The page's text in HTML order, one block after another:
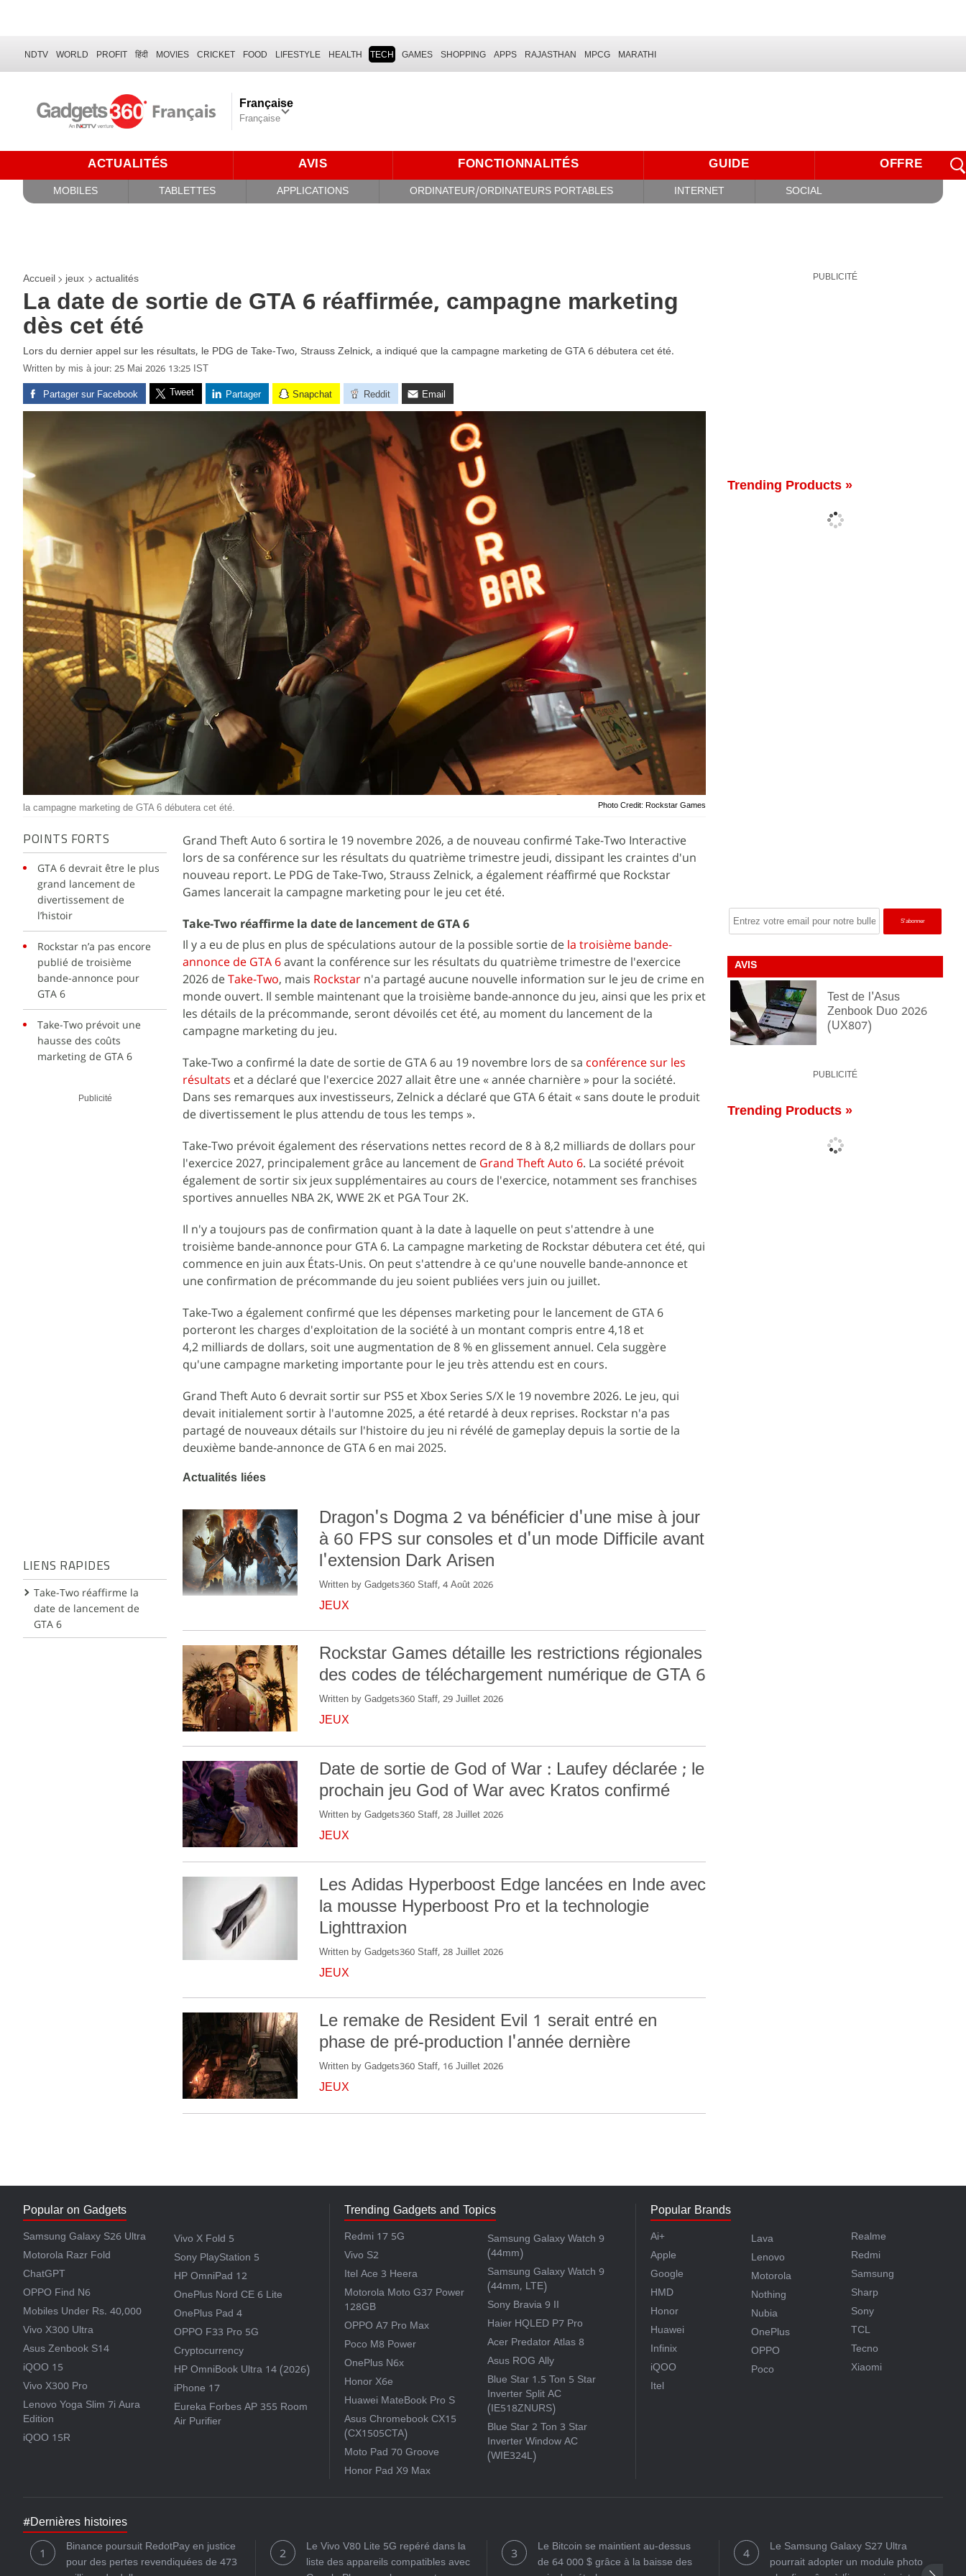
NDTV WORLD PROFIT हिंदी MOVIES CRICKET FOOD LIFESTYLE HEALTH TECH GAMES SHOPPING APPS RAJASTHAN MPCG MARATHI
Française
Française
ACTUALITÉS AVIS FONCTIONNALITÉS GUIDE OFFRE
MOBILES TABLETTES APPLICATIONS ORDINATEUR/ORDINATEURS PORTABLES INTERNET SOCIAL
Accueil jeux actualités
La date de sortie de GTA 6 réaffirmée, campagne marketing
dès cet été
Lors du dernier appel sur les résultats, le PDG de Take-Two, Strauss Zelnick, a indiqué que la campagne marketing de GTA 6 débutera cet été.
Written by mis à jour: 25 Mai 2026 13:25 IST
Partager sur Facebook Tweet Partager Snapchat Reddit Email
Photo Credit: Rockstar Games
la campagne marketing de GTA 6 débutera cet été.
POINTS FORTS
GTA 6 devrait être le plus
grand lancement de
divertissement de
l’histoir
Rockstar n’a pas encore
publié de troisième
bande-annonce pour
GTA 6
Take-Two prévoit une
hausse des coûts
marketing de GTA 6
Publicité
LIENS RAPIDES
Take-Two réaffirme la
date de lancement de
GTA 6
Grand Theft Auto 6 sortira le 19 novembre 2026, a de nouveau confirmé Take-Two Interactive
lors de sa conférence sur les résultats du quatrième trimestre jeudi, dissipant les craintes d'un
nouveau report. Le PDG de Take-Two, Strauss Zelnick, a également réaffirmé que Rockstar
Games lancerait la campagne marketing pour le jeu cet été.
Take-Two réaffirme la date de lancement de GTA 6
Il y a eu de plus en plus de spéculations autour de la possible sortie de la troisième bande-
annonce de GTA 6avant la conférence sur les résultats du quatrième trimestre de l'exercice
2026 deTake-Two, mais Rockstar n'a partagé aucune nouvelle information sur le jeu de crime en
monde ouvert. Il semble maintenant que la troisième bande-annonce du jeu, ainsi que les prix et
les détails de la précommande, seront dévoilés cet été, au moment du lancement de la
campagne marketing du jeu.
Take-Two a confirmé la date de sortie de GTA 6 au 19 novembre lors de sa conférence sur les
résultats et a déclaré que l'exercice 2027 allait être une « année charnière » pour la société.
Dans ses remarques aux investisseurs, Zelnick a déclaré que GTA 6 était « sans doute le produit
de divertissement le plus attendu de tous les temps ».
Take-Two prévoit également des réservations nettes record de 8 à 8,2 milliards de dollars pour
l'exercice 2027, principalement grâce au lancement de Grand Theft Auto 6. La société prévoit
également de sortir six jeux supplémentaires au cours de l'exercice, notamment ses franchises
sportives annuelles NBA 2K, WWE 2K et PGA Tour 2K.
Il n'y a toujours pas de confirmation quant à la date à laquelle on peut s'attendre à une
troisième bande-annonce pour GTA 6. La campagne marketing de Rockstar débutera cet été, qui
commence en juin aux États-Unis. On peut s'attendre à ce qu'une nouvelle bande-annonce et
une confirmation de précommande du jeu soient publiées vers juin ou juillet.
Take-Two a également confirmé que les dépenses marketing pour le lancement de GTA 6
porteront les charges d'exploitation de la société à un montant compris entre 4,18 et
4,2 milliards de dollars, soit une augmentation de 8 % en glissement annuel. Cela suggère
qu'une campagne marketing importante pour le jeu très attendu est en cours.
Grand Theft Auto 6 devrait sortir sur PS5 et Xbox Series S/X le 19 novembre 2026. Le jeu, qui
devait initialement sortir à l'automne 2025, a été retardé à deux reprises. Rockstar n'a pas
partagé de nouveaux détails sur l'histoire du jeu ni révélé de gameplay depuis la sortie de la
deuxième bande-annonce de GTA 6 en mai 2025.
Actualités liées
Dragon's Dogma 2 va bénéficier d'une mise à jour
à 60 FPS sur consoles et d'un mode Difficile avant
l'extension Dark Arisen
Written by Gadgets360 Staff, 4 Août 2026
JEUX
Rockstar Games détaille les restrictions régionales
des codes de téléchargement numérique de GTA 6
Written by Gadgets360 Staff, 29 Juillet 2026
JEUX
Date de sortie de God of War : Laufey déclarée ; le
prochain jeu God of War avec Kratos confirmé
Written by Gadgets360 Staff, 28 Juillet 2026
JEUX
Les Adidas Hyperboost Edge lancées en Inde avec
la mousse Hyperboost Pro et la technologie
Lighttraxion
Written by Gadgets360 Staff, 28 Juillet 2026
JEUX
Le remake de Resident Evil 1 serait entré en
phase de pré-production l'année dernière
Written by Gadgets360 Staff, 16 Juillet 2026
JEUX
PUBLICITÉ
Trending Products »
AVIS
Test de l'Asus
Zenbook Duo 2026
(UX807)
PUBLICITÉ
Trending Products »
Popular on Gadgets
Samsung Galaxy S26 Ultra
Motorola Razr Fold
ChatGPT
OPPO Find N6
Mobiles Under Rs. 40,000
Vivo X300 Ultra
Asus Zenbook S14
iQOO 15
Vivo X300 Pro
Lenovo Yoga Slim 7i Aura
Edition
iQOO 15R
Vivo X Fold 5
Sony PlayStation 5
HP OmniPad 12
OnePlus Nord CE 6 Lite
OnePlus Pad 4
OPPO F33 Pro 5G
Cryptocurrency
HP OmniBook Ultra 14 (2026)
iPhone 17
Eureka Forbes AP 355 Room
Air Purifier
Trending Gadgets and Topics
Redmi 17 5G
Vivo S2
Itel Ace 3 Heera
Motorola Moto G37 Power
128GB
OPPO A7 Pro Max
Poco M8 Power
OnePlus N6x
Honor X6e
Huawei MateBook Pro S
Asus Chromebook CX15
(CX1505CTA)
Moto Pad 70 Groove
Honor Pad X9 Max
Samsung Galaxy Watch 9
(44mm)
Samsung Galaxy Watch 9
(44mm, LTE)
Sony Bravia 9 II
Haier HQLED P7 Pro
Acer Predator Atlas 8
Asus ROG Ally
Blue Star 1.5 Ton 5 Star
Inverter Split AC
(IE518ZNURS)
Blue Star 2 Ton 3 Star
Inverter Window AC
(WIE324L)
Popular Brands
Ai+
Apple
Google
HMD
Honor
Huawei
Infinix
iQOO
Itel
Lava
Lenovo
Motorola
Nothing
Nubia
OnePlus
OPPO
Poco
Realme
Redmi
Samsung
Sharp
Sony
TCL
Tecno
Xiaomi
#Dernières histoires
Binance poursuit RedotPay en justice
pour des pertes revendiquées de 473
Le Vivo V80 Lite 5G repéré dans la
liste des appareils compatibles avec
Le Bitcoin se maintient au-dessus
de 64 000 $ grâce à la baisse des
Le Samsung Galaxy S27 Ultra
pourrait adopter un module photo